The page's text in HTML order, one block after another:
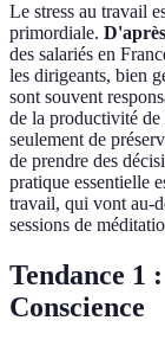
Le stress au travail
primordiale.
des salariés en
les dirigeants, bien
sont souvent
de la productivité
seulement de
de prendre des
pratique essentielle
travail, qui vont au-
sessions de
Tendance 1
Conscience